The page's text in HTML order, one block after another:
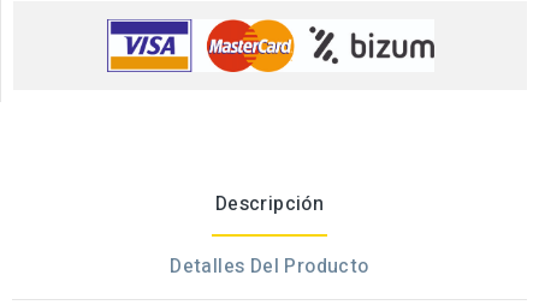
Descripción
Detalles Del Producto